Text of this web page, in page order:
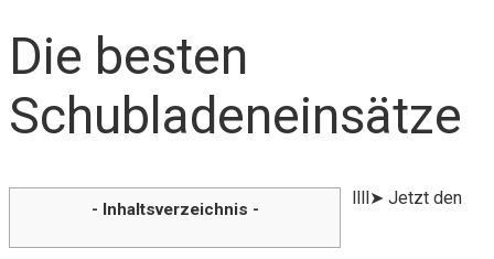
Die besten
Schubladeneinsätze
- Inhaltsverzeichnis -
llll➤ Jetzt den